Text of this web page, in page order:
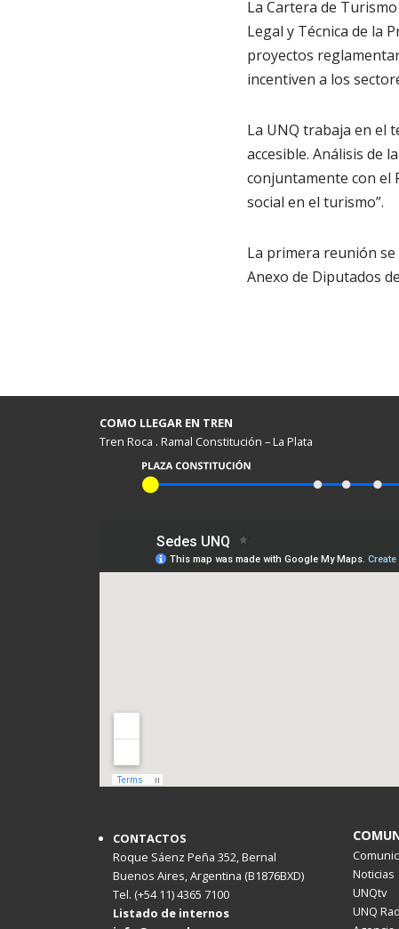
La Cartera de
Legal y Técnica de la
proyectos
incentiven a los
La UNQ trabaja en el
accesible. Análisis de
conjuntamente con el
social en el turismo”.
La primera reunión se
Anexo de Diputados
COMO LLEGAR EN TREN
Tren Roca . Ramal Constitución – La Plata
CONTACTOS
Roque Sáenz Peña 352, Bernal
Buenos Aires, Argentina (B1876BXD)
Tel. (+54 11) 4365 7100
Listado de internos
Noticias
UNQtv
UNQ